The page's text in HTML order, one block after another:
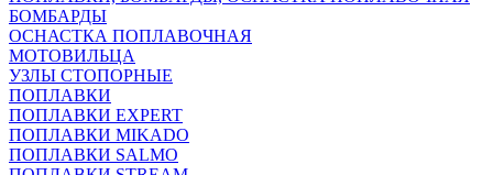
БОМБАРДЫ
ОСНАСТКА ПОПЛАВОЧНАЯ
МОТОВИЛЬЦА
УЗЛЫ СТОПОРНЫЕ
ПОПЛАВКИ
ПОПЛАВКИ EXPERT
ПОПЛАВКИ MIKADO
ПОПЛАВКИ SALMO